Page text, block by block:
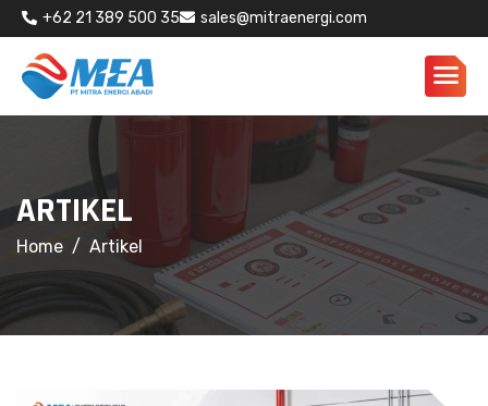
+62 21 389 500 35 sales@mitraenergi.com
ARTIKEL
Home Artikel